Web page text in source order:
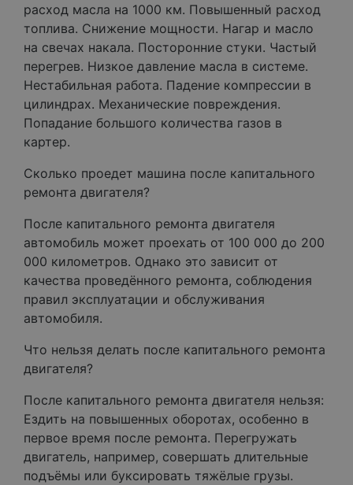
расход масла на 1000 км. Повышенный расход
топлива. Снижение мощности. Нагар и масло
на свечах накала. Посторонние стуки. Частый
перегрев. Низкое давление масла в системе.
Нестабильная работа. Падение компрессии в
цилиндрах. Механические повреждения.
Попадание большого количества газов в
картер.
Сколько проедет машина после капитального
ремонта двигателя?
После капитального ремонта двигателя
автомобиль может проехать от 100 000 до 200
000 километров. Однако это зависит от
качества проведённого ремонта, соблюдения
правил эксплуатации и обслуживания
автомобиля.
Что нельзя делать после капитального ремонта
двигателя?
После капитального ремонта двигателя нельзя:
Ездить на повышенных оборотах, особенно в
первое время после ремонта. Перегружать
двигатель, например, совершать длительные
подъёмы или буксировать тяжёлые грузы.